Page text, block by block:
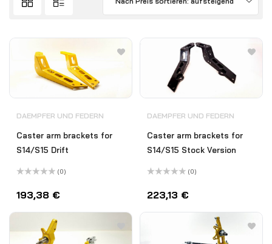
DAEMPFER UND FEDERN
Caster arm brackets for
S14/S15 Drift
0
5
(0)
193,38 €
DAEMPFER UND FEDERN
Caster arm brackets for
S14/S15 Stock Version
0
5
(0)
223,13 €